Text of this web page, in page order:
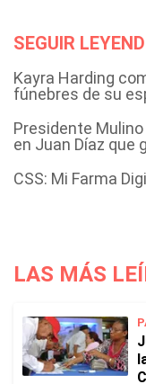
SEGUIR
Kayra Harding
fúnebres de su
Presidente
en Juan Díaz que
CSS: Mi Farma
LAS MÁS